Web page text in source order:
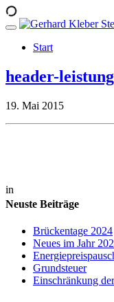
Start
header-
19. Mai 2015
in
Neuste Beiträge
Brückentage 2024
Neues im Jahr
Grundsteuer
Einschränkung